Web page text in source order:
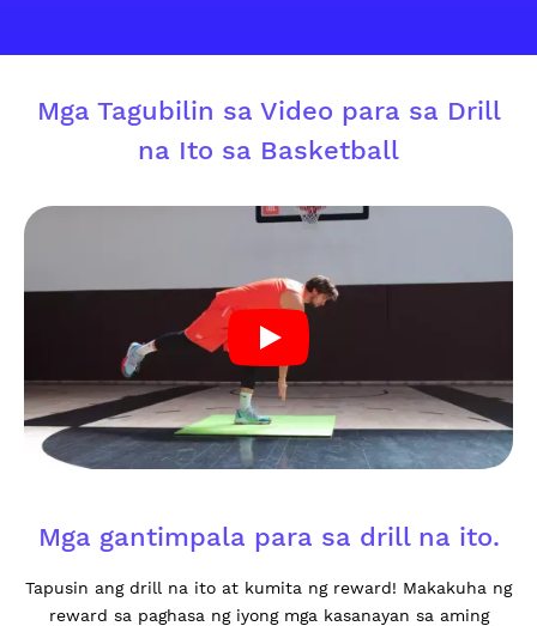
Mga Tagubilin sa Video para sa Drill
na Ito sa Basketball
Mga gantimpala para sa drill na ito.
Tapusin ang drill na ito at kumita ng reward! Makakuha ng
reward sa paghasa ng iyong mga kasanayan sa aming